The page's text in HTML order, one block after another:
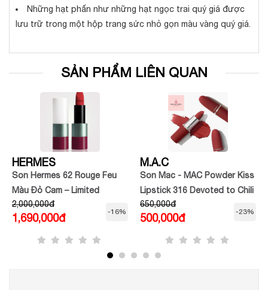
Những hạt phấn như những hạt ngọc trai quý giá được
lưu trữ trong một hộp trang sức nhỏ gọn màu vàng quý giá.
SẢN PHẨM LIÊN QUAN
HERMES
Son Hermes 62 Rouge Feu
Màu Đỏ Cam – Limited
Edition
2,000,000đ
1,690,000đ
-16%
M.A.C
Son Mac - MAC Powder Kiss
Lipstick 316 Devoted to Chili
650,000đ
500,000đ
-23%